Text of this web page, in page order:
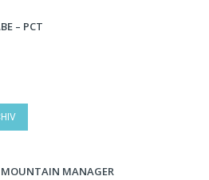
– PCT
MOUNTAIN MANAGER